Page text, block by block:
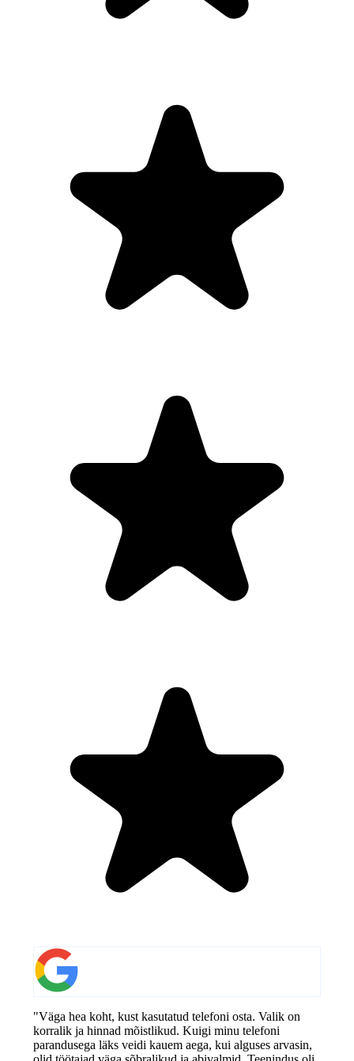
"Väga hea koht, kust kasutatud telefoni osta. Valik on
korralik ja hinnad mõistlikud. Kuigi minu telefoni
parandusega läks veidi kauem aega, kui alguses arvasin,